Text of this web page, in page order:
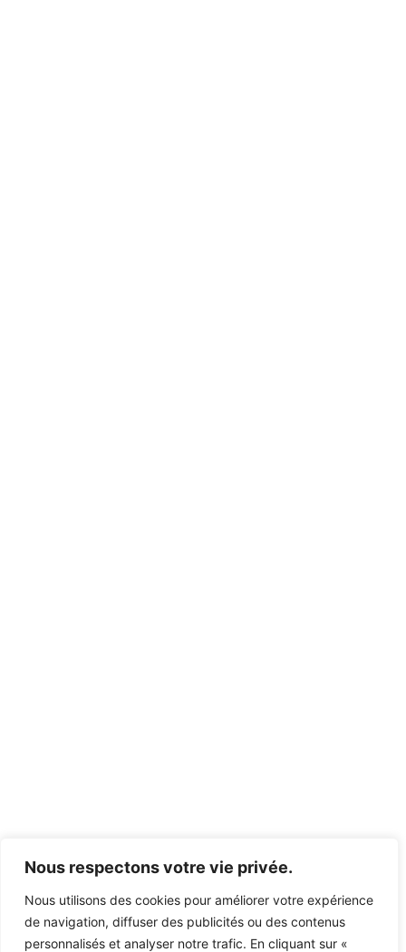
Nous respectons votre vie privée.
Nous utilisons des cookies pour améliorer votre expérience
de navigation, diffuser des publicités ou des contenus
personnalisés et analyser notre trafic. En cliquant sur «